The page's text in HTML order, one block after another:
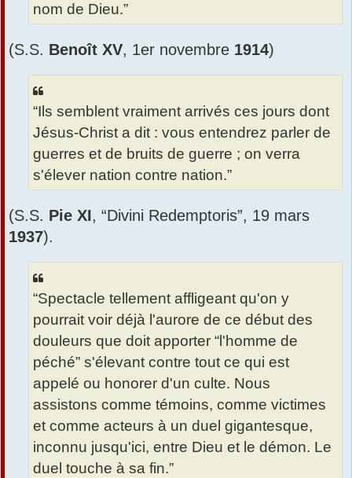
nom de Dieu.”
(S.S. Benoît XV, 1er novembre 1914)
“Ils semblent vraiment arrivés ces jours dont
Jésus-Christ a dit : vous entendrez parler de
guerres et de bruits de guerre ; on verra
s'élever nation contre nation.”
(S.S. Pie XI, “Divini Redemptoris”, 19 mars
1937).
“Spectacle tellement affligeant qu'on y
pourrait voir déjà l'aurore de ce début des
douleurs que doit apporter “l'homme de
péché” s'élevant contre tout ce qui est
appelé ou honorer d'un culte. Nous
assistons comme témoins, comme victimes
et comme acteurs à un duel gigantesque,
inconnu jusqu'ici, entre Dieu et le démon. Le
duel touche à sa fin.”